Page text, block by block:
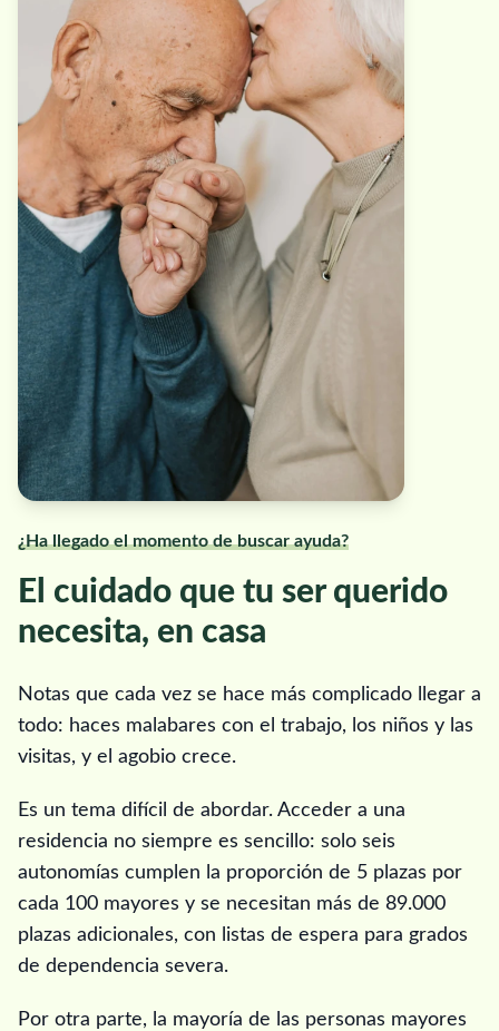
¿Ha llegado el momento de buscar ayuda?
El cuidado que tu ser querido
necesita, en casa
Notas que cada vez se hace más complicado llegar a
todo: haces malabares con el trabajo, los niños y las
visitas, y el agobio crece.
Es un tema difícil de abordar. Acceder a una
residencia no siempre es sencillo: solo seis
autonomías cumplen la proporción de 5 plazas por
cada 100 mayores y se necesitan más de 89.000
plazas adicionales, con listas de espera para grados
de dependencia severa.
Por otra parte, la mayoría de las personas mayores